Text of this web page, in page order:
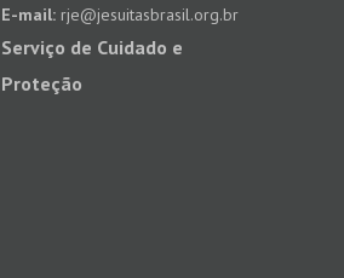
E-mail: rje@jesuitasbrasil.org.br
Serviço de Cuidado e
Proteção